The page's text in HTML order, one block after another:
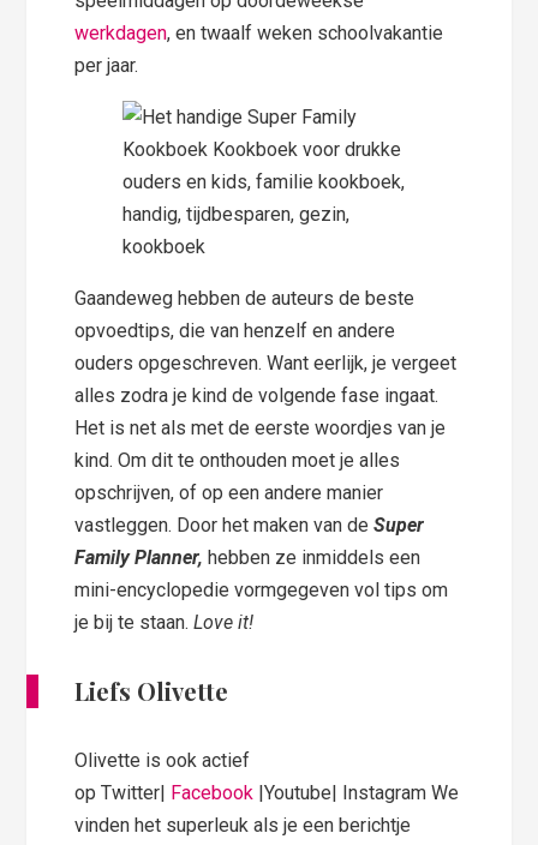
werkdagen, en twaalf weken schoolvakantie
per jaar.
Gaandeweg hebben de auteurs de beste
opvoedtips, die van henzelf en andere
ouders opgeschreven. Want eerlijk, je vergeet
alles zodra je kind de volgende fase ingaat.
Het is net als met de eerste woordjes van je
kind. Om dit te onthouden moet je alles
opschrijven, of op een andere manier
vastleggen. Door het maken van deSuper
Family Planner, hebben ze inmiddels een
mini-encyclopedie vormgegeven vol tips om
je bij te staan.Love it!
Liefs Olivette
Olivette is ook actief
op Twitter|
Facebook |Youtube| Instagram We
vinden het superleuk als je een berichtje